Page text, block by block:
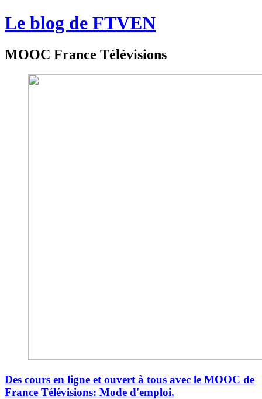
Le blog de FTVEN
MOOC France Télévisions
Des cours en ligne et ouvert à tous avec le MOOC de
France Télévisions: Mode d'emploi.